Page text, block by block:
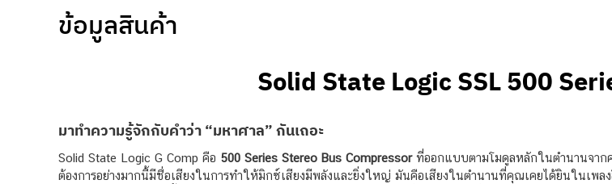
ข้อมูลสินค้า
Solid State Logic SSL 500
มาทำความรู้จักกับคำว่า “มหาศาล” กันเถอะ
Solid State Logic G Comp คือ 500 Series Stereo Bus Compressorที่ออกแบบตามโมดูลหลักในตำนานจาก
ต้องการอย่างมากนี้มีชื่อเสียงในการทำให้มิกซ์เสียงมีพลังและยิ่งใหญ่ มันคือเสียงในตำนานที่คุณเคยได้ยินในเพ